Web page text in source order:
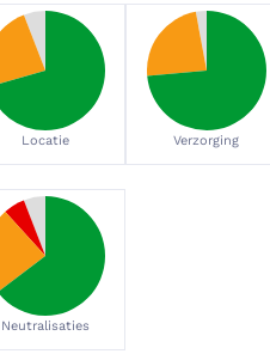
Locatie Verzorging
Neutralisaties